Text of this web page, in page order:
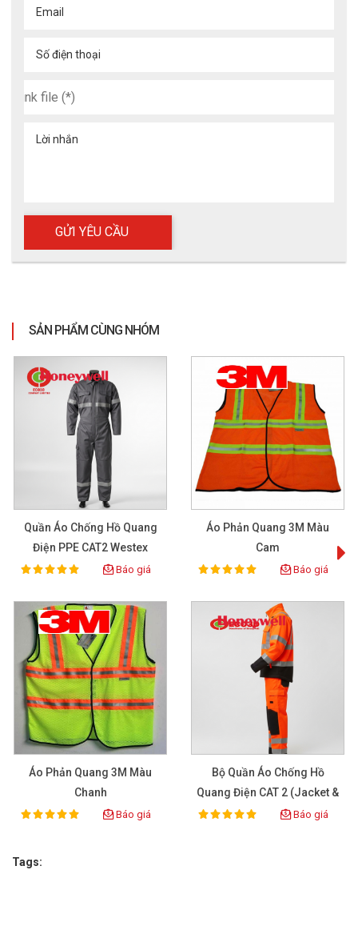
5.1 Lĩnh vực sử dụng
- Công trình xây dựng
- Kho vận, logistics
- Đội kỹ thuật, bảo trì
5.2 Môi trường phù hợp
- Làm việc ngoài trời
- Khu vực thiếu sáng
- Nơi có xe cộ hoặc máy móc hoạt động
Email
Số điện thoại
Lời nhắn
SẢN PHẨM CÙNG NHÓM
Quần Áo Chống Hồ Quang
Điện PPE CAT2 Westex
Ultrasoft – Chịu Nhiệt 13.5
Rating:
100% Báo giá
Áo Phản Quang 3M Màu
Cam
Rating:
100% Báo giá
Áo Phản Quang 3M Màu
Chanh
Rating:
100% Báo giá
Bộ Quần Áo Chống Hồ
Quang Điện CAT 2 (Jacket &
Pant) - Bảo Hộ ECO3D
Rating:
100% Báo giá
Tags: